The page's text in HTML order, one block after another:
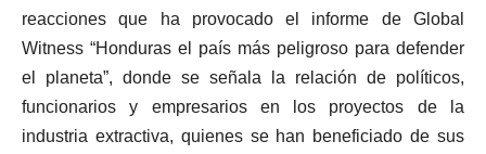
reacciones que ha provocado el informe de Global
Witness “Honduras el país más peligroso para defender
el planeta”, donde se señala la relación de políticos,
funcionarios y empresarios en los proyectos de la
industria extractiva, quienes se han beneficiado de sus